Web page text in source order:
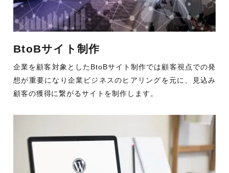
BtoBサイト制作
企業を顧客対象としたBtoBサイト制作では顧客視点での発
想が重要になり企業ビジネスのヒアリングを元に、見込み
顧客の獲得に繋がるサイトを制作します。